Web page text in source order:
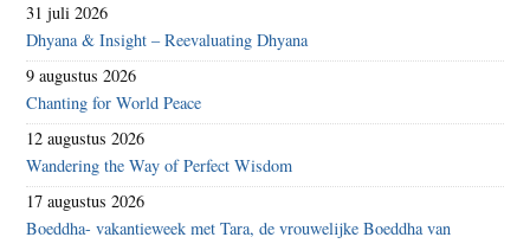
31 juli 2026
Dhyana & Insight – Reevaluating Dhyana
9 augustus 2026
Chanting for World Peace
12 augustus 2026
Wandering the Way of Perfect Wisdom
17 augustus 2026
Boeddha- vakantieweek met Tara, de vrouwelijke Boeddha van